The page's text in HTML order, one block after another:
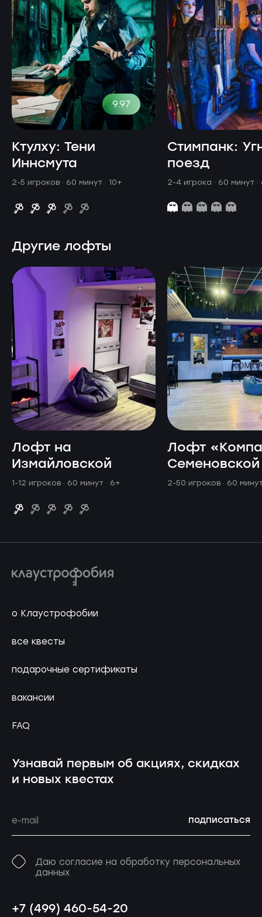
9.97
Ктулху: Тени
Иннсмута
2-5 игроков · 60 минут · 10+
Стимпанк:
поезд
2-4 игрока · 60 минут
Другие лофты
Лофт на
Измайловской
1-12 игроков · 60 минут · 6+
Лофт
Семеновской
2-50 игроков · 60
о Клаустрофобии
все квесты
подарочные сертификаты
вакансии
FAQ
Узнавай первым об акциях, скидках
и новых квестах
подписаться
Даю согласие на обработку персональных
данных
+7 (499) 460-54-20